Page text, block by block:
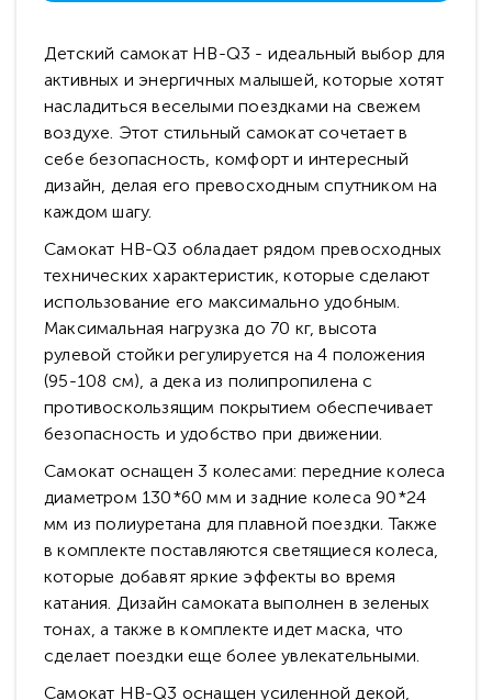
Детский самокат HB-Q3 - идеальный выбор для
активных и энергичных малышей, которые хотят
насладиться веселыми поездками на свежем
воздухе. Этот стильный самокат сочетает в
себе безопасность, комфорт и интересный
дизайн, делая его превосходным спутником на
каждом шагу.
Самокат HB-Q3 обладает рядом превосходных
технических характеристик, которые сделают
использование его максимально удобным.
Максимальная нагрузка до 70 кг, высота
рулевой стойки регулируется на 4 положения
(95-108 см), а дека из полипропилена с
противоскользящим покрытием обеспечивает
безопасность и удобство при движении.
Самокат оснащен 3 колесами: передние колеса
диаметром 130*60 мм и задние колеса 90*24
мм из полиуретана для плавной поездки. Также
в комплекте поставляются светящиеся колеса,
которые добавят яркие эффекты во время
катания. Дизайн самоката выполнен в зеленых
тонах, а также в комплекте идет маска, что
сделает поездки еще более увлекательными.
Самокат HB-Q3 оснащен усиленной декой,